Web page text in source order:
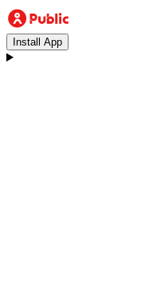
Install App